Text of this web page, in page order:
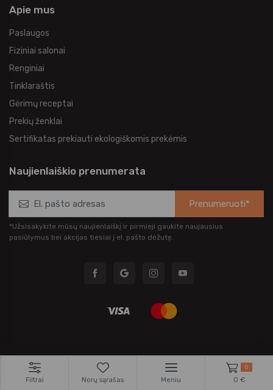
Apie mus
Paslaugos
Fiziniai salonai
Renginiai
Tinklaraštis
Gėrimų receptai
Prekių ženklai
Sertifikatas prekiauti ekologiškomis prekėmis
Naujienlaiškio prenumerata
Prenumeruoti*
*Užsisakykite mūsų naujienlaiškį ir pirmieji gaukite naujausius
pasiūlymus bei akcijas tiesiai į el. pašto dėžutę.
UAB “Sangaida” © 2026.
Filtrai Norų sąrašas Meniu
0
0 €